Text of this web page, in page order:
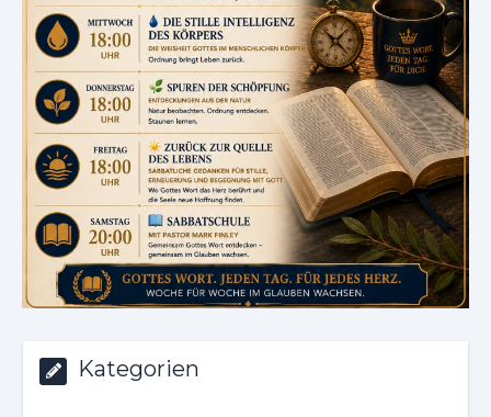
Kategorien